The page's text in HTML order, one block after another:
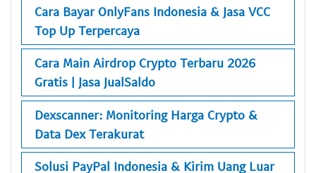
Cara Bayar OnlyFans Indonesia & Jasa VCC
Top Up Terpercaya
Cara Main Airdrop Crypto Terbaru 2026
Gratis | Jasa JualSaldo
Dexscanner: Monitoring Harga Crypto &
Data Dex Terakurat
Solusi PayPal Indonesia & Kirim Uang Luar